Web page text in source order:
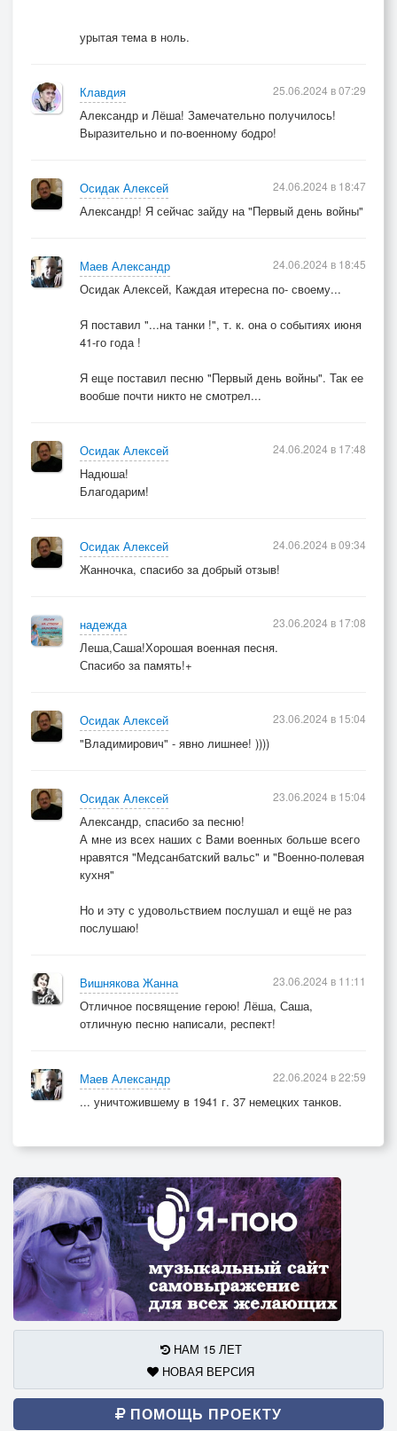
урытая тема в ноль.
Клавдия
Александр и Лёша! Замечательно получилось!
Выразительно и по-военному бодро!
25.06.2024 в 07:29
Осидак Алексей
Александр! Я сейчас зайду на "Первый день войны"
24.06.2024 в 18:47
Маев Александр
Осидак Алексей, Каждая итересна по- своему...
Я поставил "...на танки !", т. к. она о событиях июня
41-го года !
Я еще поставил песню "Первый день войны". Так ее
вообше почти никто не смотрел...
24.06.2024 в 18:45
Осидак Алексей
Надюша!
Благодарим!
24.06.2024 в 17:48
Осидак Алексей
Жанночка, спасибо за добрый отзыв!
24.06.2024 в 09:34
надежда
Леша,Саша!Хорошая военная песня.
Спасибо за память!+
23.06.2024 в 17:08
Осидак Алексей
"Владимирович" - явно лишнее! ))))
23.06.2024 в 15:04
Осидак Алексей
Александр, спасибо за песню!
А мне из всех наших с Вами военных больше всего
нравятся "Медсанбатский вальс" и "Военно-полевая
кухня"
Но и эту с удовольствием послушал и ещё не раз
послушаю!
23.06.2024 в 15:04
Вишнякова Жанна
Отличное посвящение герою! Лёша, Саша,
отличную песню написали, респект!
23.06.2024 в 11:11
Маев Александр
... уничтожившему в 1941 г. 37 немецких танков.
22.06.2024 в 22:59
НАМ 15 ЛЕТ
НОВАЯ ВЕРСИЯ
ПОМОЩЬ ПРОЕКТУ